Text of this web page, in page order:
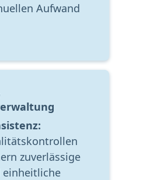
Aufwand
zuverlässige
einheitliche